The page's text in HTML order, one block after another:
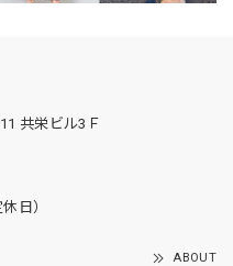
共栄ビル3Ｆ
日）
ABOUT